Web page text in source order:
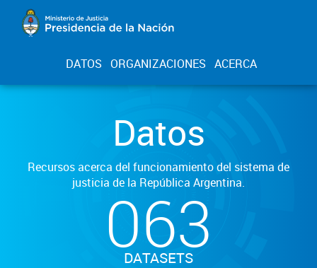
DATOS ORGANIZACIONES ACERCA
Datos
Recursos acerca del funcionamiento del sistema de
justicia de la República Argentina.
063
DATASETS